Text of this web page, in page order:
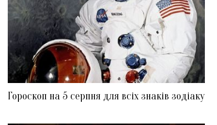
Гороскоп на 5 серпня для всіх знаків зодіаку